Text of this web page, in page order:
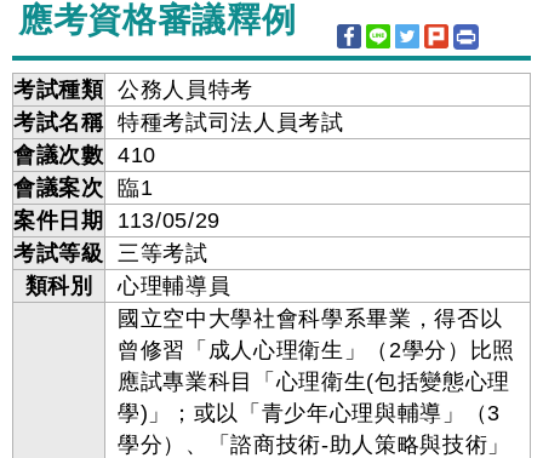
應考資格審議釋例
考試種類 公務人員特考
考試名稱 特種考試司法人員考試
會議次數 410
會議案次
臨1
案件日期
113/05/29
考試等級
三等考試
類科別
心理輔導員
國立空中大學社會科學系畢業，得否以
曾修習「成人心理衛生」（2學分）比照
應試專業科目「心理衛生(包括變態心理
學)」；或以「青少年心理與輔導」（3
學分）、「諮商技術-助人策略與技術」